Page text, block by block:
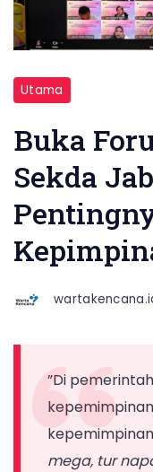
Utama
Buka
Sekda
”Di
kepemimpinan
mega, tur